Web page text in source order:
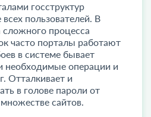
госструктур
пользователей. В
сложного процесса
часто порталы работают
в системе бывает
необходимые операции и
Отталкивает и
в голове пароли от
сайтов.